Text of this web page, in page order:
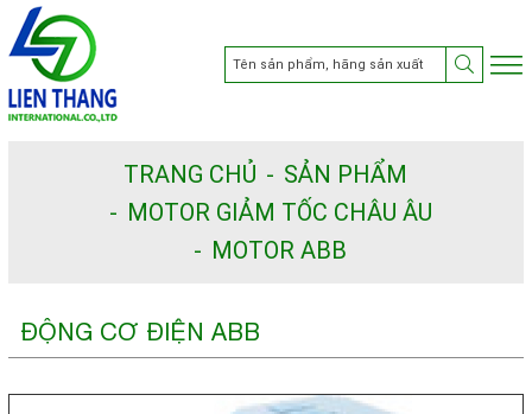
TRANG CHỦ
SẢN PHẨM
MOTOR GIẢM TỐC CHÂU ÂU
MOTOR ABB
ĐỘNG CƠ ĐIỆN ABB